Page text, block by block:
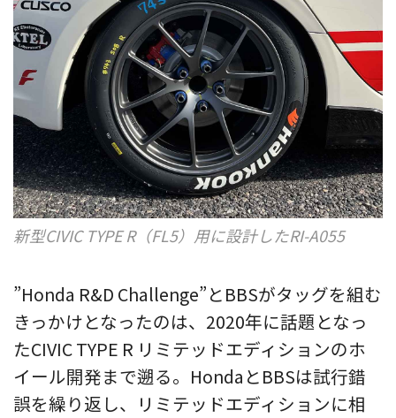
新型CIVIC TYPE R（FL5）用に設計したRI-A055
”Honda R&D Challenge”とBBSがタッグを組む
きっかけとなったのは、2020年に話題となっ
たCIVIC TYPE R リミテッドエディションのホ
イール開発まで遡る。HondaとBBSは試行錯
誤を繰り返し、リミテッドエディションに相